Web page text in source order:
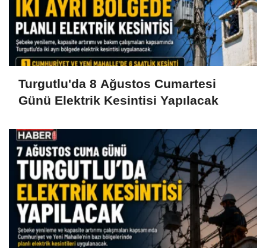
Turgutlu'da 8 Ağustos Cumartesi
Günü Elektrik Kesintisi Yapılacak